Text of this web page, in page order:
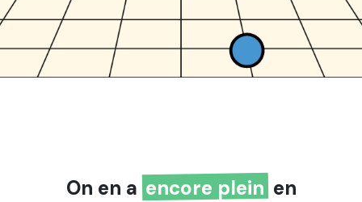
On en aencore pleinen